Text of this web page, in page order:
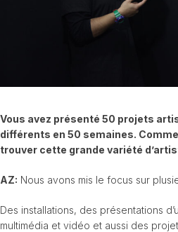
Vous avez présenté 50 projets
différents en 50 semaines.
trouver cette grande variété
AZ: Nous avons mis le focus sur
Des installations, des présentations
multimédia et vidéo et aussi des